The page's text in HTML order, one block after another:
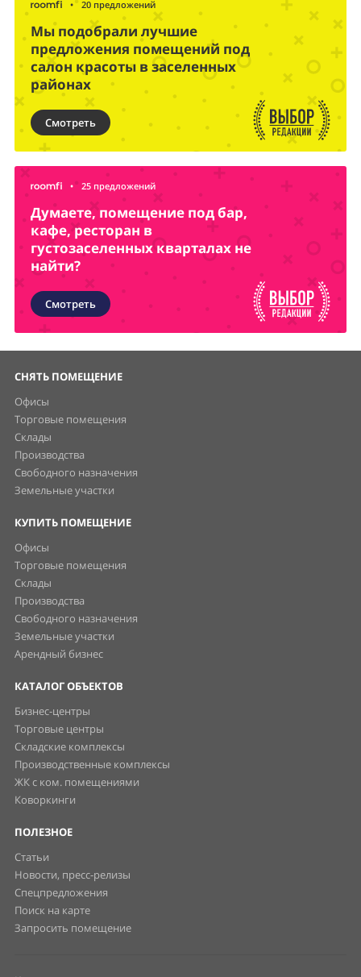
• 20 предложений
Мы подобрали лучшие
предложения помещений под
салон красоты в заселенных
районах
Смотреть
• 25 предложений
Думаете, помещение под бар,
кафе, ресторан в
густозаселенных кварталах не
найти?
Смотреть
СНЯТЬ ПОМЕЩЕНИЕ
Офисы
Торговые помещения
Склады
Производства
Свободного назначения
Земельные участки
КУПИТЬ ПОМЕЩЕНИЕ
Офисы
Торговые помещения
Склады
Производства
Свободного назначения
Земельные участки
Арендный бизнес
КАТАЛОГ ОБЪЕКТОВ
Бизнес-центры
Торговые центры
Складские комплексы
Производственные комплексы
ЖК с ком. помещениями
Коворкинги
ПОЛЕЗНОЕ
Статьи
Новости, пресс-релизы
Спецпредложения
Поиск на карте
Запросить помещение